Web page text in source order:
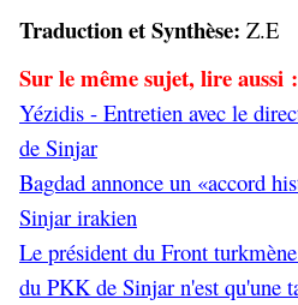
Traduction et Synthèse: Z.E
Sur le même sujet, lire aussi :
Yézidis - Entretien avec le
de Sinjar
Bagdad annonce un «accord
Sinjar irakien
Le président du Front
du PKK de Sinjar n'est qu'une